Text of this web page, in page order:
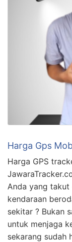
Harga Gps
Harga GPS
Anda yang takut
kendaraan
sekitar ? Bukan
untuk menjaga
sekarang sudah